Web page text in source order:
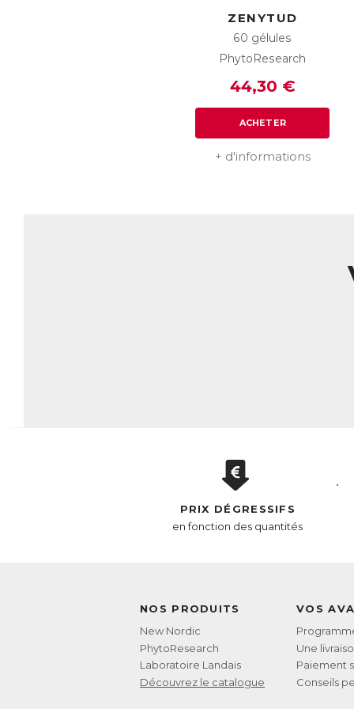
●
●
●
ZENYTUD
60 gélules
PhytoResearch
44,30 €
ACHETER
+ d'informations
PRIX DÉGRESSIFS
en fonction des quantités
NOS PRODUITS
New Nordic
PhytoResearch
Laboratoire Landais
Découvrez le catalogue
VOS
Une
Paiement
Conseils